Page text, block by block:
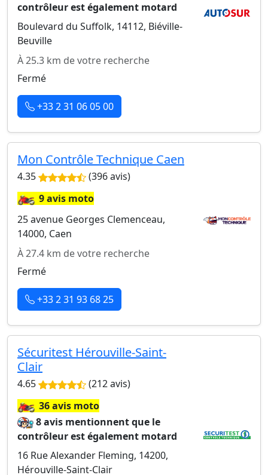
contrôleur est également motard
Boulevard du Suffolk, 14112, Biéville-
Beuville
À 25.3 km de votre recherche
Fermé
+33 2 31 06 05 00
Mon Contrôle Technique Caen
4.35 (396 avis)
🏍️9 avis moto
25 avenue Georges Clemenceau,
14000, Caen
À 27.4 km de votre recherche
Fermé
+33 2 31 93 68 25
Sécuritest Hérouville-Saint-
Clair
4.65 (212 avis)
🏍️36 avis moto
8 avis mentionnent que le
contrôleur est également motard
16 Rue Alexander Fleming, 14200,
Hérouville-Saint-Clair